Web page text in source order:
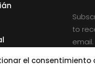
el consentimiento
to
email.